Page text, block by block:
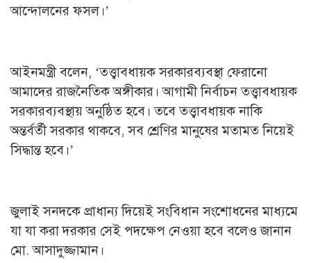
আন্দোলনের ফসল।’
আইনমন্ত্রী বলেন, ‘তত্ত্বাবধায়ক সরকারব্যবস্থা ফেরানো
আমাদের রাজনৈতিক অঙ্গীকার। আগামী নির্বাচন তত্ত্বাবধায়ক
সরকারব্যবস্থায় অনুষ্ঠিত হবে। তবে তত্ত্বাবধায়ক নাকি
অন্তর্বর্তী সরকার থাকবে, সব শ্রেণির মানুষের মতামত নিয়েই
সিদ্ধান্ত হবে।’
জুলাই সনদকে প্রাধান্য দিয়েই সংবিধান সংশোধনের মাধ্যমে
যা যা করা দরকার সেই পদক্ষেপ নেওয়া হবে বলেও জানান
মো. আসাদুজ্জামান।